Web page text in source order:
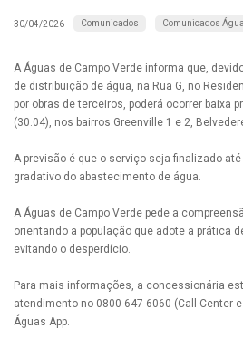
30/04/2026 Comunicados Comunicados
A Águas de Campo Verde informa que,
de distribuição de água, na Rua G, no
por obras de terceiros, poderá ocorrer baixa
(30.04), nos bairros Greenville 1 e 2,
A previsão é que o serviço seja finalizado
gradativo do abastecimento de água.
A Águas de Campo Verde pede a
orientando a população que adote a prática
evitando o desperdício.
Para mais informações, a concessionária
atendimento no 0800 647 6060 (Call Center
Águas App.